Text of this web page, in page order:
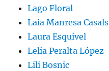
Lago Floral
Laia Manresa Casals
Laura Esquivel
Lelia Peralta López
Lili Bosnic